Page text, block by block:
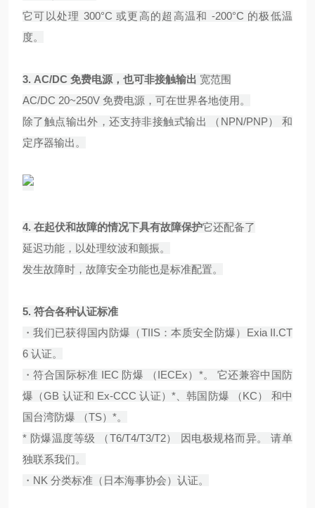
它可以处理 300°C 或更高的超高温和 -200°C 的极低温
度。
3. AC/DC 免费电源，也可非接触输出 宽范围
AC/DC 20~250V 免费电源，可在世界各地使用。
除了触点输出外，还支持非接触式输出 （NPN/PNP） 和
定序器输出。
4. 在起伏和故障的情况下具有故障保护它还配备了
延迟功能，以处理纹波和颤振。
发生故障时，故障安全功能也是标准配置。
5. 符合各种认证标准
・我们已获得国内防爆（TIIS：本质安全防爆）Exia II.CT
6 认证。
・符合国际标准 IEC 防爆 （IECEx）*。 它还兼容中国防
爆（GB 认证和 Ex-CCC 认证）*、韩国防爆 （KC） 和中
国台湾防爆 （TS）*。
* 防爆温度等级 （T6/T4/T3/T2） 因电极规格而异。 请单
独联系我们。
・NK 分类标准（日本海事协会）认证。